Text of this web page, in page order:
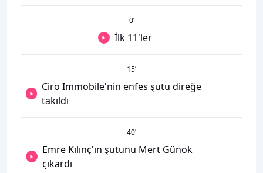
0’
İlk 11'ler
15’
Ciro Immobile'nin enfes şutu direğe
takıldı
40’
Emre Kılınç'ın şutunu Mert Günok
çıkardı